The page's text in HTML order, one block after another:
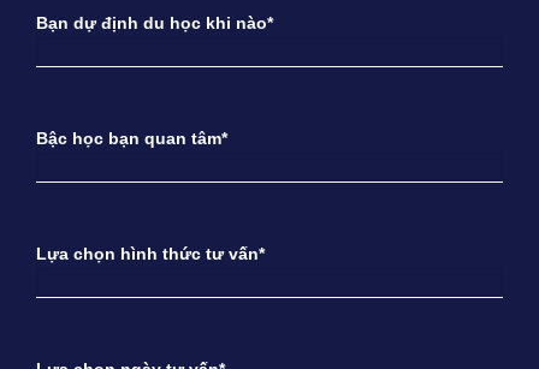
Bạn dự định du học khi nào*
Bậc học bạn quan tâm*
Lựa chọn hình thức tư vấn*